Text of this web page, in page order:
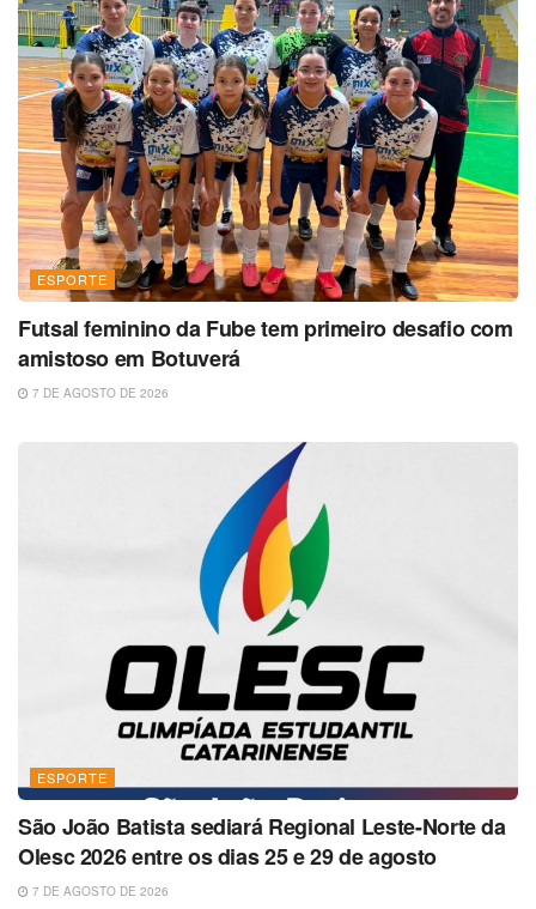
ESPORTE
Futsal feminino da Fube tem primeiro desafio com
amistoso em Botuverá
7 DE AGOSTO DE 2026
ESPORTE
São João Batista sediará Regional Leste-Norte da
Olesc 2026 entre os dias 25 e 29 de agosto
7 DE AGOSTO DE 2026